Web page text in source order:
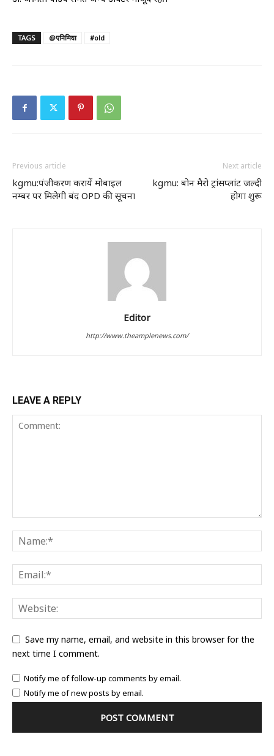
TAGS @एनिमिया #old
Previous article
kgmu:पंजीकरण करायें मोबाइल
नम्बर पर मिलेगी बंद OPD की सूचना
Next article
kgmu: बोन मैरो ट्रांसप्लांट जल्दी
होगा शुरू
Editor
http://www.theamplenews.com/
LEAVE A REPLY
Save my name, email, and website in this browser for the
next time I comment.
Notify me of follow-up comments by email.
Notify me of new posts by email.